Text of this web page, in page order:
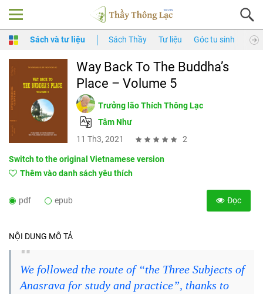
Sách và tư liệu Sách Thầy Tư liệu Góc tu sinh
Way Back To The Buddha’s
Place – Volume 5
Trưởng lão Thích Thông Lạc
Tâm Như
11 Th3, 2021
2
Switch to the original Vietnamese version
Thêm vào danh sách yêu thích
pdf epub Đọc
NỘI DUNG MÔ TẢ
We followed the route of “the Three Subjects of
Anasrava for study and practice”, thanks to